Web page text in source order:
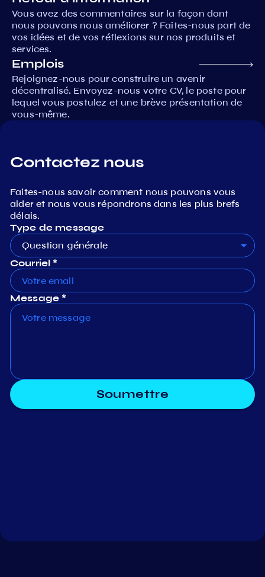
Vous avez des commentaires sur la façon dont
nous pouvons nous améliorer ? Faites-nous part de
vos idées et de vos réflexions sur nos produits et
services.
Emplois
Rejoignez-nous pour construire un avenir
décentralisé. Envoyez-nous votre CV, le poste pour
lequel vous postulez et une brève présentation de
vous-même.
Contactez nous
Faites-nous savoir comment nous pouvons vous
aider et nous vous répondrons dans les plus brefs
délais.
Type de message
Question générale
Courriel *
Message *
Soumettre